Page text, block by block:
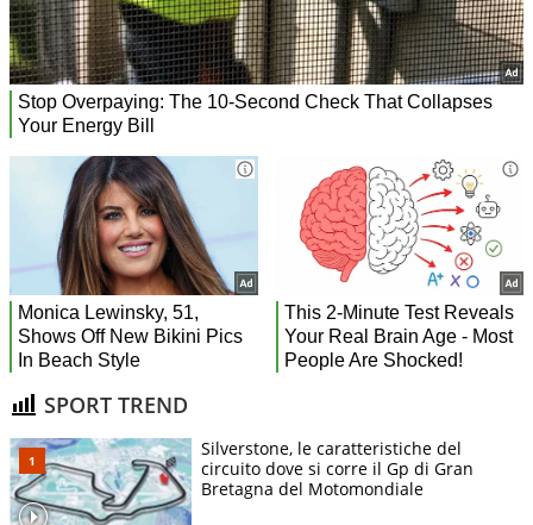
SPORT TREND
Silverstone, le caratteristiche del
circuito dove si corre il Gp di Gran
Bretagna del Motomondiale